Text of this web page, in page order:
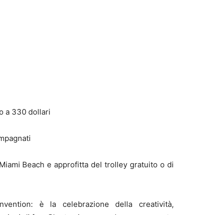
a 330 dollari
Beach e approfitta del trolley gratuito o di
è la celebrazione della creatività,